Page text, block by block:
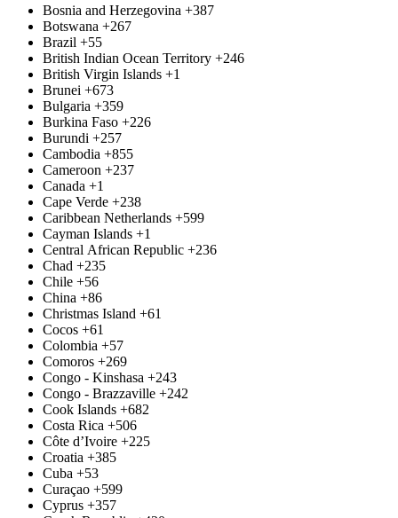
Bosnia and Herzegovina +387
Botswana +267
Brazil +55
British Indian Ocean Territory +246
British Virgin Islands +1
Brunei +673
Bulgaria +359
Burkina Faso +226
Burundi +257
Cambodia +855
Cameroon +237
Canada +1
Cape Verde +238
Caribbean Netherlands +599
Cayman Islands +1
Central African Republic +236
Chad +235
Chile +56
China +86
Christmas Island +61
Cocos +61
Colombia +57
Comoros +269
Congo - Kinshasa +243
Congo - Brazzaville +242
Cook Islands +682
Costa Rica +506
Côte d’Ivoire +225
Croatia +385
Cuba +53
Curaçao +599
Cyprus +357